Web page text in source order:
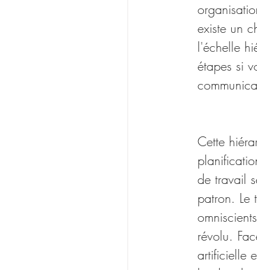
existe un
l'échelle
étapes si
Cette
de travail
patron. Le
révolu.
artificielle